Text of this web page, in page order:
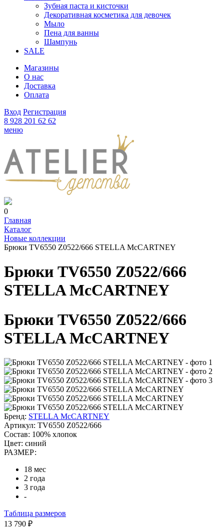
Зубная паста и кисточки
Декоративная косметика для девочек
Мыло
Пена для ванны
Шампунь
SALE
Магазины
О нас
Доставка
Оплата
Вход Регистрация
8 928 201 62 62
меню
0
Главная
Каталог
Новые коллекции
Брюки TV6550 Z0522/666 STELLA McCARTNEY
Брюки TV6550 Z0522/666
STELLA McCARTNEY
Брюки TV6550 Z0522/666
STELLA McCARTNEY
Бренд: STELLA McCARTNEY
Артикул: TV6550 Z0522/666
Состав: 100% хлопок
Цвет: синий
РАЗМЕР:
18 мес
2 года
3 года
-
Таблица размеров
13 790 ₽